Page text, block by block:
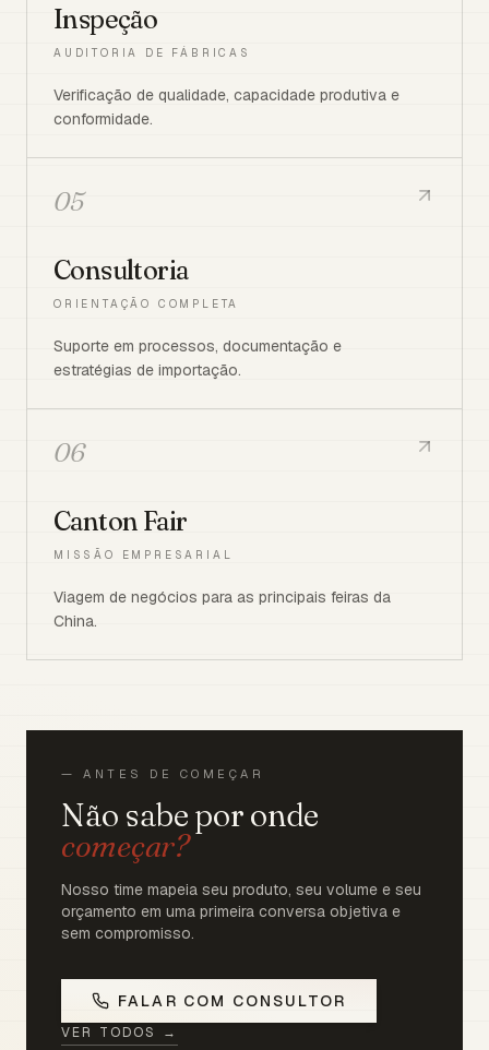
Inspeção
AUDITORIA DE FÁBRICAS
Verificação de qualidade, capacidade produtiva e
conformidade.
05
Consultoria
ORIENTAÇÃO COMPLETA
Suporte em processos, documentação e
estratégias de importação.
06
Canton Fair
MISSÃO EMPRESARIAL
Viagem de negócios para as principais feiras da
China.
— ANTES DE COMEÇAR
Não sabe por onde
começar?
Nosso time mapeia seu produto, seu volume e seu
orçamento em uma primeira conversa objetiva e
sem compromisso.
FALAR COM CONSULTOR
VER TODOS →